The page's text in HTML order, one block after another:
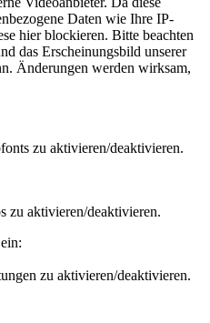
Daten wie Ihre IP-
hier blockieren. Bitte beachten
das Erscheinungsbild unserer
Änderungen werden wirksam,
zu aktivieren/deaktivieren.
zu aktivieren/deaktivieren.
zu aktivieren/deaktivieren.